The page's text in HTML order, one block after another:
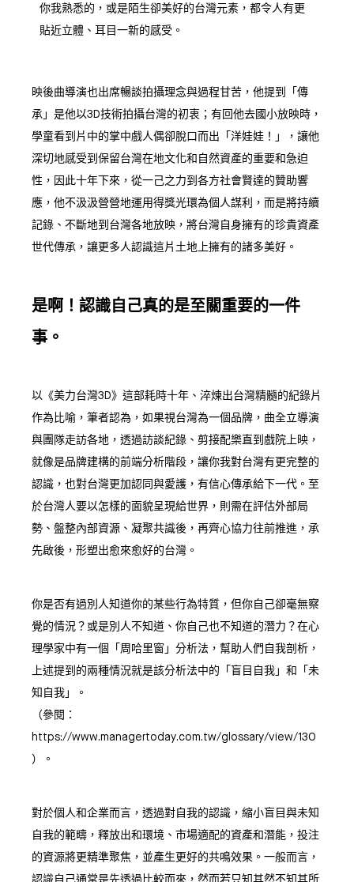
你我熟悉的，或是陌生卻美好的台灣元素，都令人有更
貼近立體、耳目一新的感受。
映後曲導演也出席暢談拍攝理念與過程甘苦，他提到「傳
承」是他以3D技術拍攝台灣的初衷；有回他去國小放映時，
學童看到片中的掌中戲人偶卻脫口而出「洋娃娃！」，讓他
深切地感受到保留台灣在地文化和自然資產的重要和急迫
性，因此十年下來，從一己之力到各方社會賢達的贊助響
應，他不汲汲營營地運用得獎光環為個人謀利，而是將持續
記錄、不斷地到台灣各地放映，將台灣自身擁有的珍貴資產
世代傳承，讓更多人認識這片土地上擁有的諸多美好。
是啊！認識自己真的是至關重要的一件
事。
以《美力台灣3D》這部耗時十年、淬煉出台灣精髓的紀錄片
作為比喻，筆者認為，如果視台灣為一個品牌，曲全立導演
與團隊走訪各地，透過訪談紀錄、剪接配樂直到戲院上映，
就像是品牌建構的前端分析階段，讓你我對台灣有更完整的
認識，也對台灣更加認同與愛護，有信心傳承給下一代。至
於台灣人要以怎樣的面貌呈現給世界，則需在評估外部局
勢、盤整內部資源、凝聚共識後，再齊心協力往前推進，承
先啟後，形塑出愈來愈好的台灣。
你是否有過別人知道你的某些行為特質，但你自己卻毫無察
覺的情況？或是別人不知道、你自己也不知道的潛力？在心
理學家中有一個「周哈里窗」分析法，幫助人們自我剖析，
上述提到的兩種情況就是該分析法中的「盲目自我」和「未
知自我」。
（參閱：
https://www.managertoday.com.tw/glossary/view/130
）。
對於個人和企業而言，透過對自我的認識，縮小盲目與未知
自我的範疇，釋放出和環境、市場適配的資產和潛能，投注
的資源將更精準聚焦，並產生更好的共鳴效果。一般而言，